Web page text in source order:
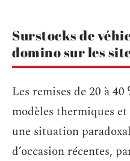
Surstocks de
domino sur les
Les remises de 20 à
modèles thermiques
une situation
d’occasion récentes,